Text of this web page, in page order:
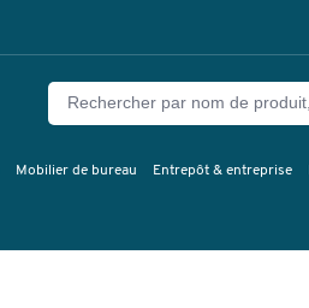
Mobilier de bureau Entrepôt & entreprise